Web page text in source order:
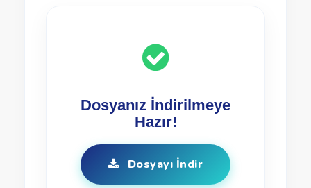
Dosyanız İndirilmeye
Hazır!
Dosyayı İndir